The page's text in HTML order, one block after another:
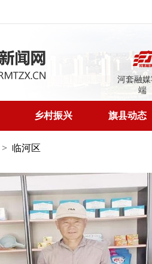
河套融
端
乡村振兴 旗县动态
> 临河区